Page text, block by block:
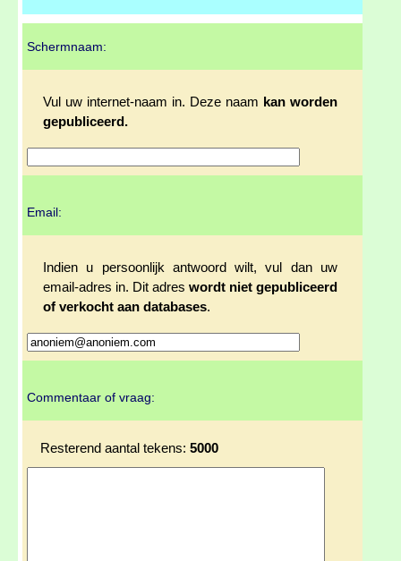
Schermnaam:
Vul uw internet-naam in. Deze naam kan worden
gepubliceerd.
Email:
Indien u persoonlijk antwoord wilt, vul dan uw
email-adres in. Dit adres wordt niet gepubliceerd
of verkocht aan databases.
Commentaar of vraag:
Resterend aantal tekens: 5000